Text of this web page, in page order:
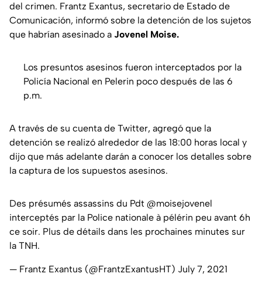
del crimen. Frantz Exantus, secretario de Estado de
Comunicación, informó sobre la detención de los sujetos
que habrían asesinado a Jovenel Moise.
Los presuntos asesinos fueron interceptados por la
Policía Nacional en Pelerin poco después de las 6
p.m.
A través de su cuenta de Twitter, agregó que la
detención se realizó alrededor de las 18:00 horas local y
dijo que más adelante darán a conocer los detalles sobre
la captura de los supuestos asesinos.
Des présumés assassins du Pdt @moisejovenel
interceptés par la Police nationale à pélérin peu avant 6h
ce soir. Plus de détails dans les prochaines minutes sur
la TNH.
— Frantz Exantus (@FrantzExantusHT) July 7, 2021